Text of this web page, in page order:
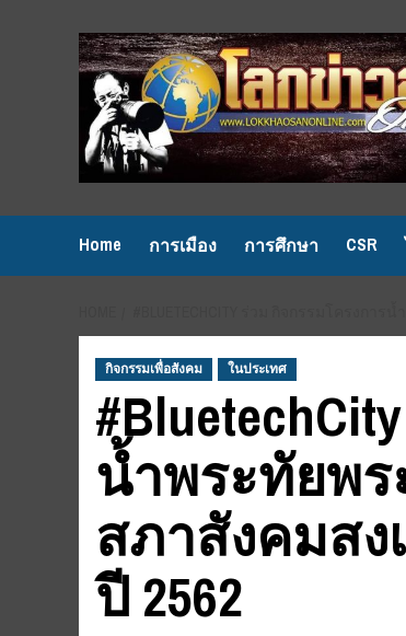
Home การเมือง การศึกษา CSR
กิจกรรมเพื่อสังคม ในประเทศ
น้ำพระทัยพ
สภาสังคมสง
ปี 2562